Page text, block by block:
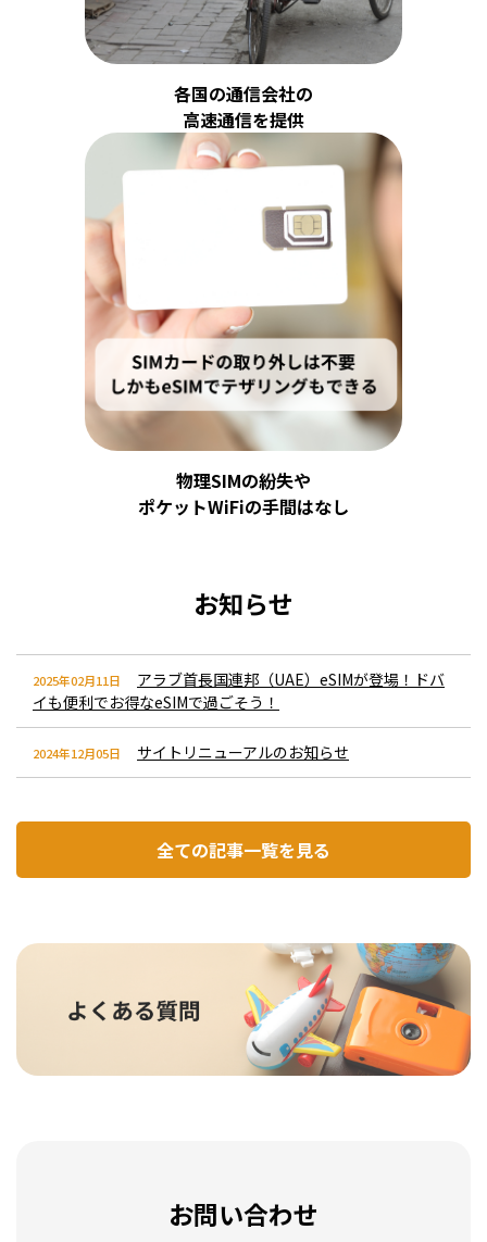
各国の通信会社の
高速通信を提供
物理SIMの紛失や
ポケットWiFiの手間はなし
お知らせ
2025年02月11日
アラブ首長国連邦（UAE）eSIMが登場！ドバ
イも便利でお得なeSIMで過ごそう！
2024年12月05日 サイトリニューアルのお知らせ
全ての記事一覧を見る
お問い合わせ